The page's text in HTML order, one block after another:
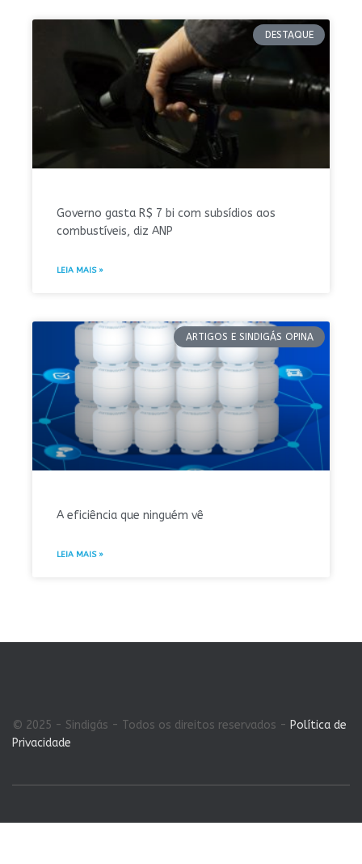
DESTAQUE
Governo gasta R$ 7 bi com subsídios aos
combustíveis, diz ANP
LEIA MAIS »
ARTIGOS E SINDIGÁS OPINA
A eficiência que ninguém vê
LEIA MAIS »
© 2025 - Sindigás - Todos os direitos reservados - Política de
Privacidade